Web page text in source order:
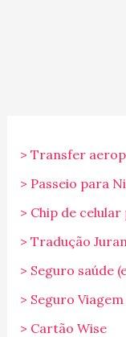
> Transfer
> Passeio para
> Chip de
> Tradução
> Seguro saúde
> Seguro Viagem
> Cartão Wise